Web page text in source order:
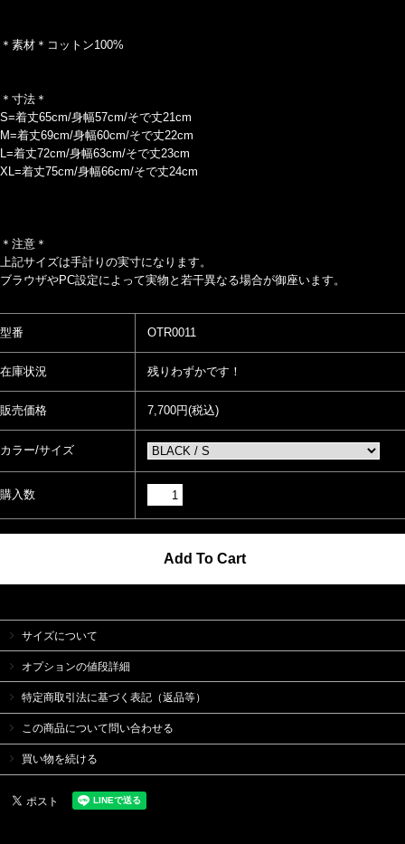
＊素材＊コットン100%
＊寸法＊
S=着丈65cm/身幅57cm/そで丈21cm
M=着丈69cm/身幅60cm/そで丈22cm
L=着丈72cm/身幅63cm/そで丈23cm
XL=着丈75cm/身幅66cm/そで丈24cm
＊注意＊
上記サイズは手計りの実寸になります。
ブラウザやPC設定によって実物と若干異なる場合が御座います。
型番 OTR0011
在庫状況 残りわずかです！
販売価格 7,700円(税込)
カラー/サイズ
購入数
サイズについて
オプションの値段詳細
特定商取引法に基づく表記（返品等）
この商品について問い合わせる
買い物を続ける